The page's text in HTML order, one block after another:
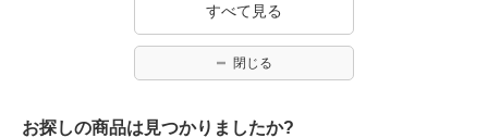
すべて見る
閉じる
お探しの商品は見つかりましたか?